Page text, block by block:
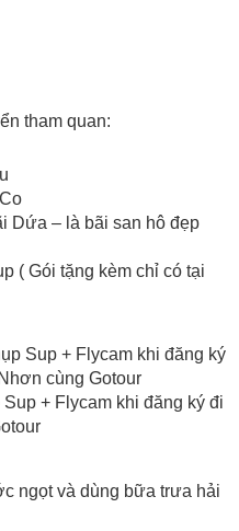
tham quan:
Dứa – là bãi san hô đẹp
( Gói tặng kèm chỉ có tại
+ Flycam khi đăng ký đi
ngọt và dùng bữa trưa hải